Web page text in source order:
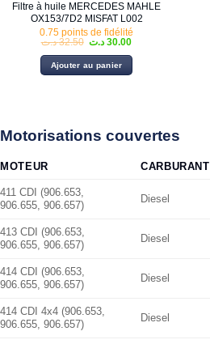
Filtre à huile MERCEDES MAHLE
OX153/7D2 MISFAT L002
0.75 points de fidélité
32.50 د.ت
Le
initial
était :
30.00 د.ت
Le
actuel
est :
Ajouter au panier
Motorisations couvertes
MOTEUR CARBURANT
411 CDI (906.653,
906.655, 906.657)
Diesel
413 CDI (906.653,
906.655, 906.657)
Diesel
414 CDI (906.653,
906.655, 906.657)
Diesel
414 CDI 4x4 (906.653,
906.655, 906.657)
Diesel